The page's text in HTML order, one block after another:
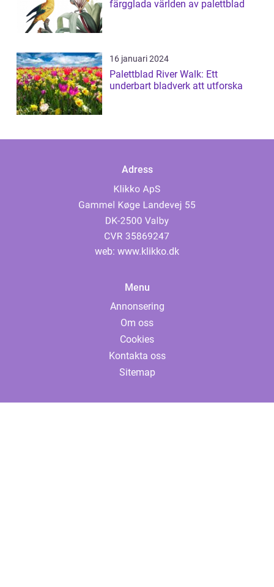
färgglada världen av palettblad
16 januari 2024
Palettblad River Walk: Ett
underbart bladverk att utforska
Adress
web: www.klikko.dk
Menu
Annonsering
Om oss
Cookies
Kontakta oss
Sitemap